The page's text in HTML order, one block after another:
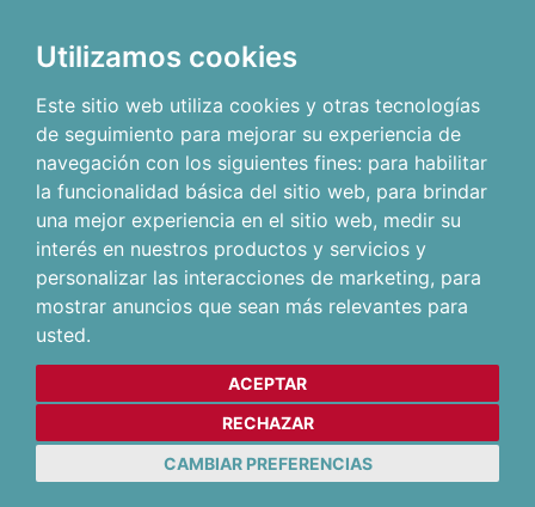
Utilizamos cookies
Este sitio web utiliza cookies y otras tecnologías
de seguimiento para mejorar su experiencia de
navegación con los siguientes fines: para habilitar
la funcionalidad básica del sitio web, para brindar
una mejor experiencia en el sitio web, medir su
interés en nuestros productos y servicios y
personalizar las interacciones de marketing, para
mostrar anuncios que sean más relevantes para
usted.
ACEPTAR
RECHAZAR
CAMBIAR PREFERENCIAS